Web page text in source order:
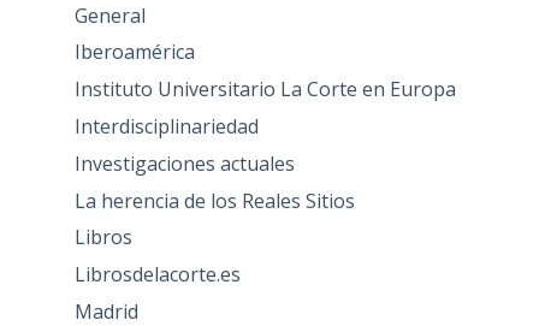
General
Iberoamérica
Instituto Universitario La Corte en Europa
Interdisciplinariedad
Investigaciones actuales
La herencia de los Reales Sitios
Libros
Librosdelacorte.es
Madrid